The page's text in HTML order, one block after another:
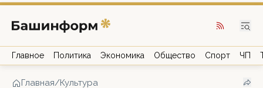
Главное Политика Экономика Общество Спорт ЧП
Главная/Культура